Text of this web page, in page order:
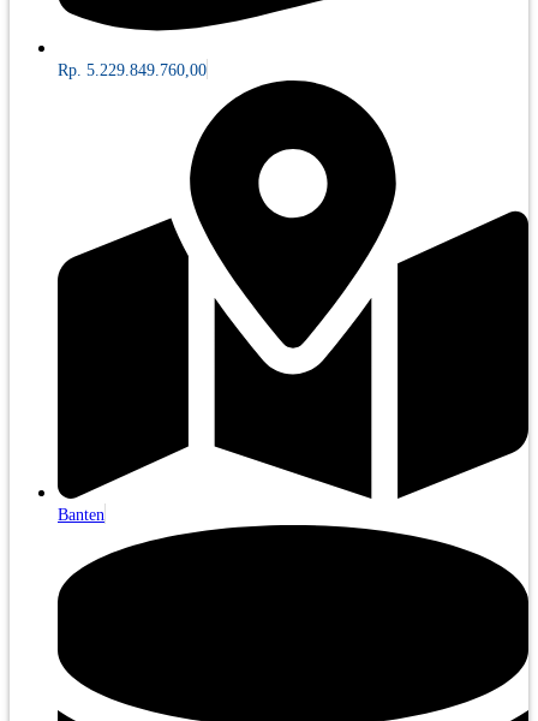
Rp. 5.229.849.760,00
Banten